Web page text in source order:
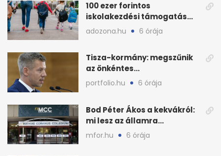
100 ezer forintos
iskolakezdési támogatás
2026 őszén: adózás,
munkáltatói plusz
adozona.hu 6 órája
Tisza-kormány: megszűnik
az önkéntes
fogyasztáscsökkentés
portfolio.hu 6 órája
Bod Péter Ákos a kekvákról:
mi lesz az államra
visszaszálló vagyonnal?
mfor.hu 6 órája